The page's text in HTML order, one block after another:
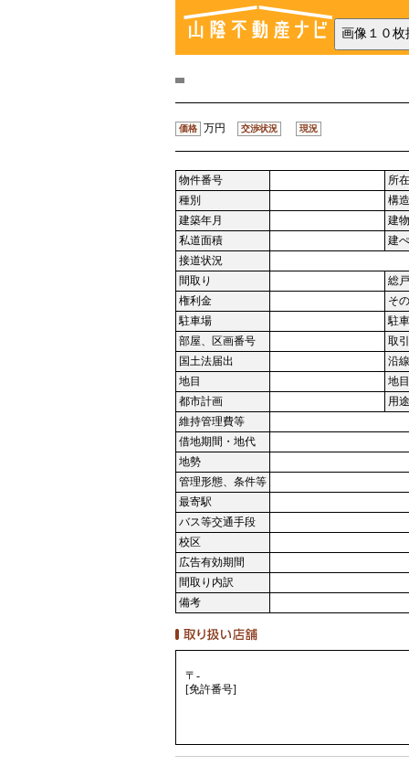
価格 万円 交渉状況 現況
物件番号
所
種別
構造
建築年月
建
私道面積
建
接道状況
間取り
総
権利金
そ
駐車場
駐
部屋、区画番号
取
国土法届出
沿
地目
地
都市計画
用
維持管理費等
借地期間・地代
地勢
管理形態、条件等
最寄駅
バス等交通手段
校区
広告有効期間
間取り内訳
備考
〒-
[免許番号]